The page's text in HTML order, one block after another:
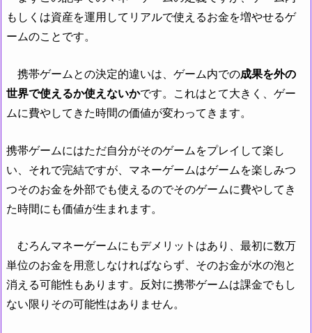
もしくは資産を運用してリアルで使えるお金を増やせるゲ
ームのことです。
携帯ゲームとの決定的違いは、ゲーム内での成果を外の
世界で使えるか使えないかです。これはとて大きく、ゲー
ムに費やしてきた時間の価値が変わってきます。
携帯ゲームにはただ自分がそのゲームをプレイして楽し
い、それで完結ですが、マネーゲームはゲームを楽しみつ
つそのお金を外部でも使えるのでそのゲームに費やしてき
た時間にも価値が生まれます。
むろんマネーゲームにもデメリットはあり、最初に数万
単位のお金を用意しなければならず、そのお金が水の泡と
消える可能性もあります。反対に携帯ゲームは課金でもし
ない限りその可能性はありません。